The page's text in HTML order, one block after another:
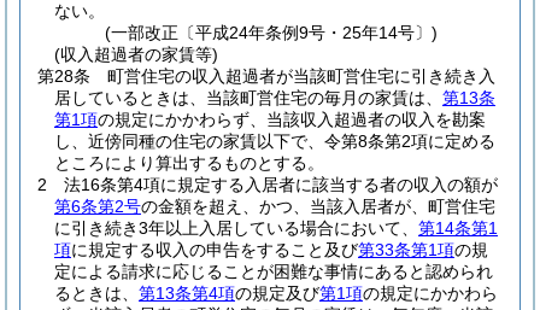
ない。
(一部改正〔平成24年条例9号・25年14号〕)
(収入超過者の家賃等)
第28条
町営住宅の収入超過者が当該町営住宅に引き続き入
居しているときは、当該町営住宅の毎月の家賃は、 第13条
第1項の規定にかかわらず、当該収入超過者の収入を勘案
し、近傍同種の住宅の家賃以下で、令第8条第2項に定める
ところにより算出するものとする。
2
法16条第4項に規定する入居者に該当する者の収入の額が
第6条第2号の金額を超え、かつ、当該入居者が、町営住宅
に引き続き3年以上入居している場合において、 第14条第1
項に規定する収入の申告をすること及び第33条第1項の規
定による請求に応じることが困難な事情にあると認められ
るときは、 第13条第4項の規定及び第1項の規定にかかわら